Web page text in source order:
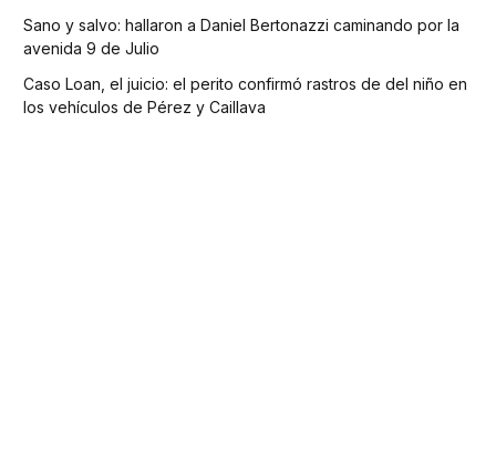
Sano y salvo: hallaron a Daniel Bertonazzi caminando por la
avenida 9 de Julio
Caso Loan, el juicio: el perito confirmó rastros de del niño en
los vehículos de Pérez y Caillava